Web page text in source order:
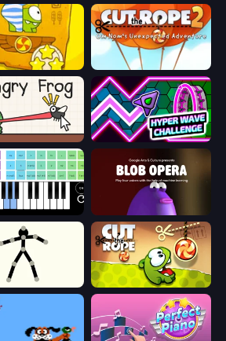
Cut The Rope 2
Frog Hyper Wave Challenge
Online Piano Blob Opera
Cut the Rope